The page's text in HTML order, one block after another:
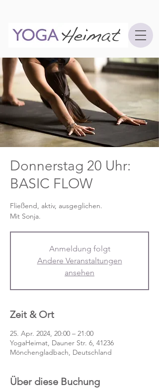
Donnerstag 20 Uhr:
BASIC FLOW
Fließend, aktiv, ausgeglichen.
Mit Sonja.
Anmeldung folgt
Andere Veranstaltungen
ansehen
Zeit & Ort
25. Apr. 2024, 20:00 – 21:00
YogaHeimat, Dauner Str. 6, 41236
Mönchengladbach, Deutschland
Über diese Buchung